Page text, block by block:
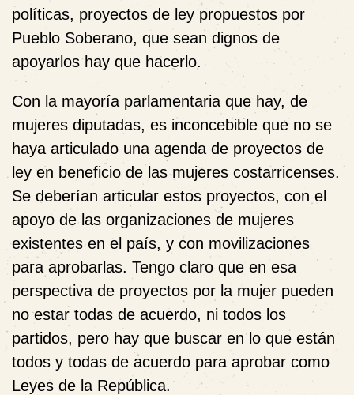
políticas, proyectos de ley propuestos por
Pueblo Soberano, que sean dignos de
apoyarlos hay que hacerlo.
Con la mayoría parlamentaria que hay, de
mujeres diputadas, es inconcebible que no se
haya articulado una agenda de proyectos de
ley en beneficio de las mujeres costarricenses.
Se deberían articular estos proyectos, con el
apoyo de las organizaciones de mujeres
existentes en el país, y con movilizaciones
para aprobarlas. Tengo claro que en esa
perspectiva de proyectos por la mujer pueden
no estar todas de acuerdo, ni todos los
partidos, pero hay que buscar en lo que están
todos y todas de acuerdo para aprobar como
Leyes de la República.